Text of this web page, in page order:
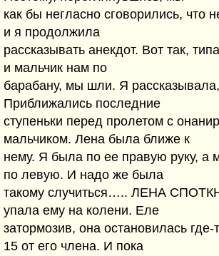
как бы негласно сговорились, что
и я продолжила
рассказывать анекдот. Вот так,
и мальчик нам по
барабану, мы шли. Я
Приближались последние
ступеньки перед пролетом с
мальчиком. Лена была ближе к
нему. Я была по ее правую руку, а
по левую. И надо же была
такому случиться….. ЛЕНА
упала ему на колени. Еле
затормозив, она остановилась где-
15 от его члена. И пока